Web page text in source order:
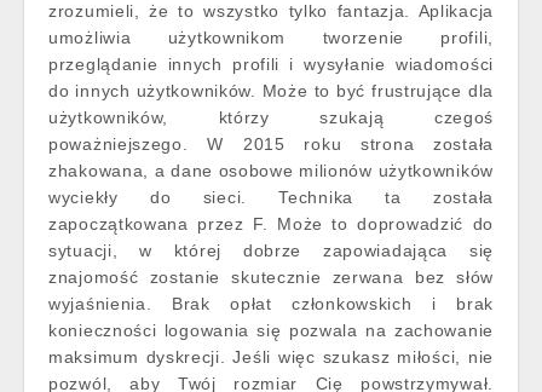
zrozumieli, że to wszystko tylko fantazja. Aplikacja
umożliwia użytkownikom tworzenie profili,
przeglądanie innych profili i wysyłanie wiadomości
do innych użytkowników. Może to być frustrujące dla
użytkowników, którzy szukają czegoś
poważniejszego. W 2015 roku strona została
zhakowana, a dane osobowe milionów użytkowników
wyciekły do sieci. Technika ta została
zapoczątkowana przez F. Może to doprowadzić do
sytuacji, w której dobrze zapowiadająca się
znajomość zostanie skutecznie zerwana bez słów
wyjaśnienia. Brak opłat członkowskich i brak
konieczności logowania się pozwala na zachowanie
maksimum dyskrecji. Jeśli więc szukasz miłości, nie
pozwól, aby Twój rozmiar Cię powstrzymywał.